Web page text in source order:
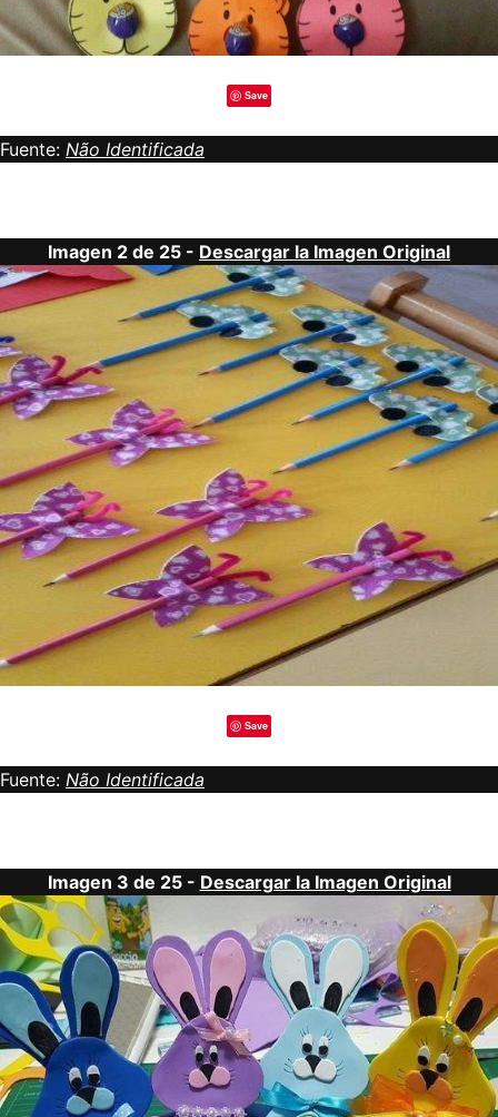
Save
Fuente: Não Identificada
Imagen 2 de 25 - Descargar la Imagen Original
Save
Fuente: Não Identificada
Imagen 3 de 25 - Descargar la Imagen Original